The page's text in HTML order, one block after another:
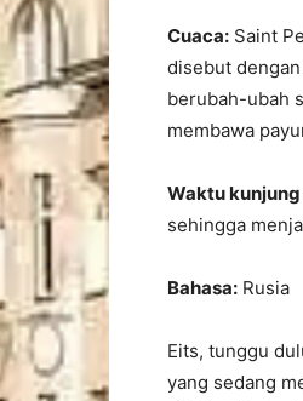
Cuaca: Saint
disebut
berubah-ubah
membawa
Waktu
sehingga
Bahasa: Rusia
Eits, tunggu
yang sedang